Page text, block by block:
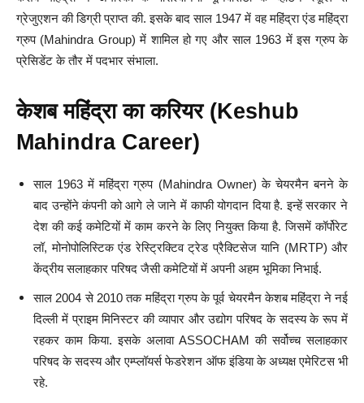
ग्रेजुएशन की डिग्री प्राप्त की. इसके बाद साल 1947 में वह महिंद्रा एंड महिंद्रा
ग्रुप (Mahindra Group) में शामिल हो गए और साल 1963 में इस ग्रुप के
प्रेसिडेंट के तौर में पदभार संभाला.
केशब महिंद्रा का करियर (Keshub
Mahindra Career)
साल 1963 में महिंद्रा ग्रुप (Mahindra Owner) के चेयरमैन बनने के
बाद उन्होंने कंपनी को आगे ले जाने में काफी योगदान दिया है. इन्हें सरकार ने
देश की कई कमेटियों में काम करने के लिए नियुक्त किया है. जिसमें कॉर्पोरेट
लॉ, मोनोपोलिस्टिक एंड रेस्ट्रिक्टिव ट्रेड प्रैक्टिसेज यानि (MRTP) और
केंद्रीय सलाहकार परिषद जैसी कमेटियों में अपनी अहम भूमिका निभाई.
साल 2004 से 2010 तक महिंद्रा ग्रुप के पूर्व चेयरमैन केशब महिंद्रा ने नई
दिल्ली में प्राइम मिनिस्टर की व्यापार और उद्योग परिषद के सदस्य के रूप में
रहकर काम किया. इसके अलावा ASSOCHAM की सर्वोच्च सलाहकार
परिषद के सदस्य और एम्प्लॉयर्स फेडरेशन ऑफ इंडिया के अध्यक्ष एमेरिटस भी
रहे.